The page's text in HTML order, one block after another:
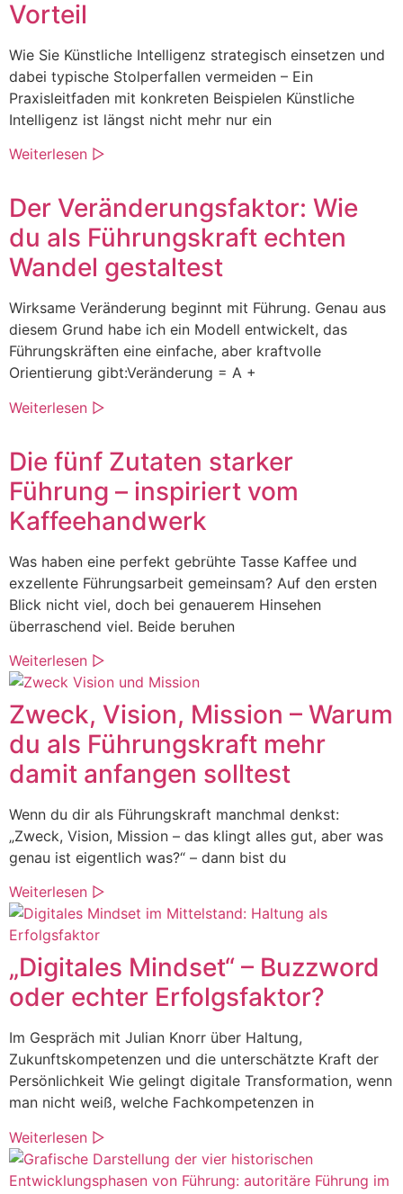
Vorteil
Wie Sie Künstliche Intelligenz strategisch einsetzen und
dabei typische Stolperfallen vermeiden – Ein
Praxisleitfaden mit konkreten Beispielen Künstliche
Intelligenz ist längst nicht mehr nur ein
Weiterlesen ▷
Der Veränderungsfaktor: Wie
du als Führungskraft echten
Wandel gestaltest
Wirksame Veränderung beginnt mit Führung. Genau aus
diesem Grund habe ich ein Modell entwickelt, das
Führungskräften eine einfache, aber kraftvolle
Orientierung gibt:Veränderung = A +
Weiterlesen ▷
Die fünf Zutaten starker
Führung – inspiriert vom
Kaffeehandwerk
Was haben eine perfekt gebrühte Tasse Kaffee und
exzellente Führungsarbeit gemeinsam? Auf den ersten
Blick nicht viel, doch bei genauerem Hinsehen
überraschend viel. Beide beruhen
Weiterlesen ▷
Zweck, Vision, Mission – Warum
du als Führungskraft mehr
damit anfangen solltest
Wenn du dir als Führungskraft manchmal denkst:
„Zweck, Vision, Mission – das klingt alles gut, aber was
genau ist eigentlich was?“ – dann bist du
Weiterlesen ▷
„Digitales Mindset“ – Buzzword
oder echter Erfolgsfaktor?
Im Gespräch mit Julian Knorr über Haltung,
Zukunftskompetenzen und die unterschätzte Kraft der
Persönlichkeit Wie gelingt digitale Transformation, wenn
man nicht weiß, welche Fachkompetenzen in
Weiterlesen ▷